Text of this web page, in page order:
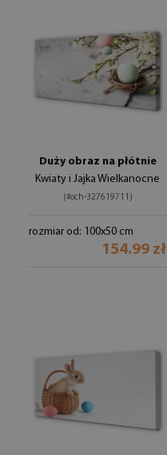
Duży obraz na płótnie
Kwiaty i Jajka Wielkanocne
(#och-327619711)
rozmiar od: 100x50 cm
154.99 zł